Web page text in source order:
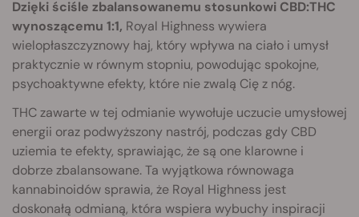
Dzięki ściśle zbalansowanemu stosunkowi CBD:THC
wynoszącemu 1:1, Royal Highness wywiera
wielopłaszczyznowy haj, który wpływa na ciało i umysł
praktycznie w równym stopniu, powodując spokojne,
psychoaktywne efekty, które nie zwalą Cię z nóg.
THC zawarte w tej odmianie wywołuje uczucie umysłowej
energii oraz podwyższony nastrój, podczas gdy CBD
uziemia te efekty, sprawiając, że są one klarowne i
dobrze zbalansowane. Ta wyjątkowa równowaga
kannabinoidów sprawia, że Royal Highness jest
doskonałą odmianą, która wspiera wybuchy inspiracji